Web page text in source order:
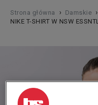
Strona główna › Damskie ›
NIKE T-SHIRT W NSW